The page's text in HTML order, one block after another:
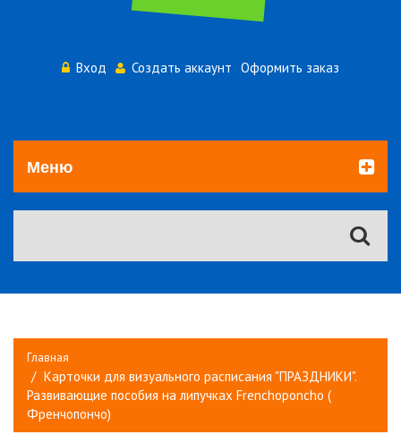
Вход Создать аккаунт Оформить заказ
Меню
Главная
Карточки для визуального расписания "ПРАЗДНИКИ".
Развивающие пособия на липучках Frenchoponcho (
Френчопончо)